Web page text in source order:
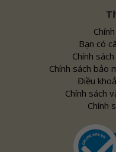
Bạn có
Chính
Chính sách bảo
Điều
Chính sách
Chính